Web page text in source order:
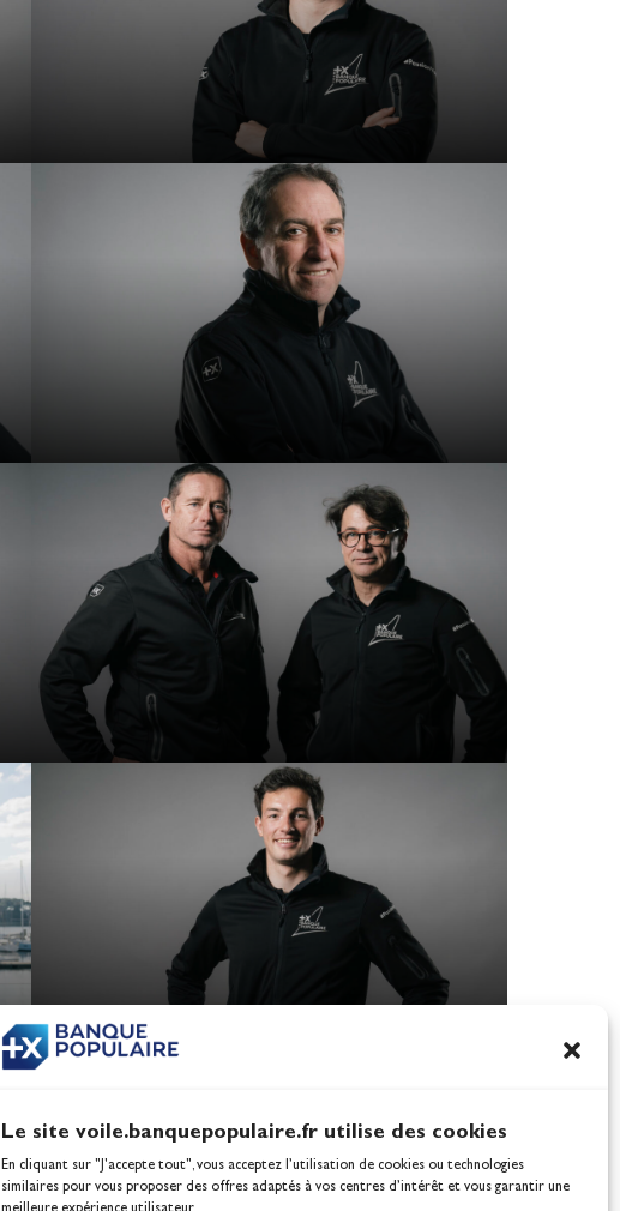
Le site voile.banquepopulaire.fr utilise des cookies
En cliquant sur "J'accepte tout", vous acceptez l’utilisation de cookies ou technologies
similaires pour vous proposer des offres adaptés à vos centres d’intérêt et vous garantir une
meilleure expérience utilisateur.